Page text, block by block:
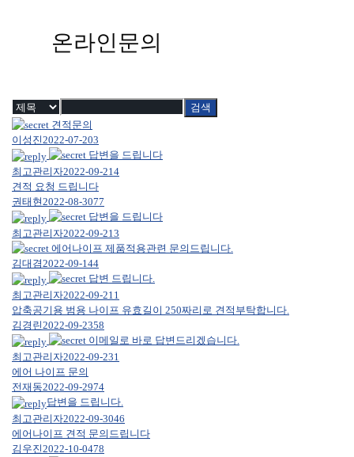
온라인문의
검색
견적문의
이성진2022-07-203
답변을 드립니다
최고관리자2022-09-21 4
견적 요청 드립니다
권태현2022-08-3077
답변을 드립니다
최고관리자2022-09-21 3
에어나이프 제품적용관련 문의드립니다.
김대겸2022-09-144
답변 드립니다.
최고관리자2022-09-21 1
압축공기용 범용 나이프 유효길이 250짜리로 견적부탁합니다.
김경린2022-09-2358
이메일로 바로 답변드리겠습니다.
최고관리자2022-09-231
에어 나이프 문의
전재동2022-09-2974
답변을 드립니다.
최고관리자2022-09-3046
에어나이프 견적 문의드립니다
김우진2022-10-0478